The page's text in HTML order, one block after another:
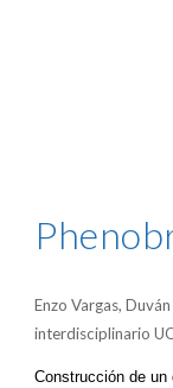
Enzo Vargas,
interdisciplinario
Construcción de